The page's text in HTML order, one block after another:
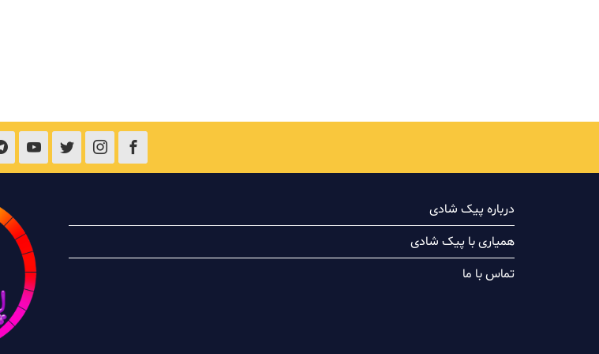
درباره پیک شادی
همیاری با پیک شادی
تماس با ما